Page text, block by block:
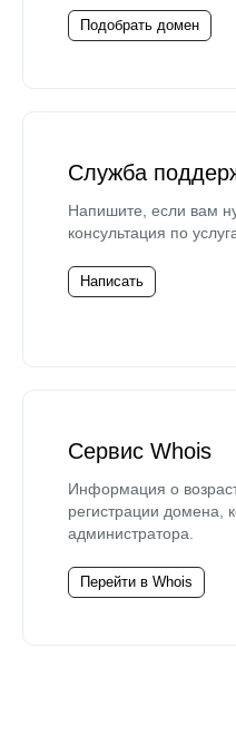
Подобрать домен
Служба
Напишите, если вам
консультация по
Написать
Сервис Whois
Информация о
регистрации домена,
администратора.
Перейти в Whois